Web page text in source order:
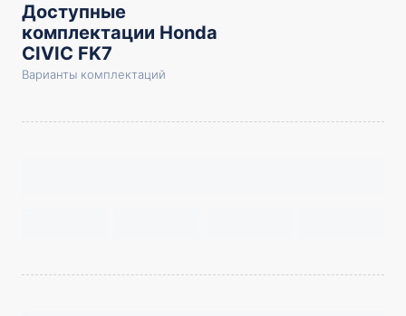
Доступные
комплектации Honda
CIVIC FK7
Варианты комплектаций